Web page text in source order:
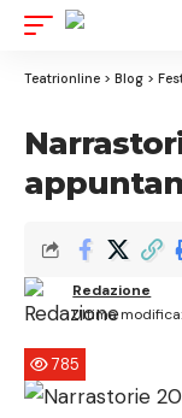
Teatrionline > Blog >
Ultima
Redazione
785